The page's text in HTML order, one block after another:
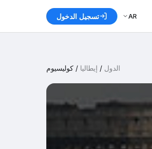
AR تسجيل الدخول
الدول / إيطاليا / كوليسيوم